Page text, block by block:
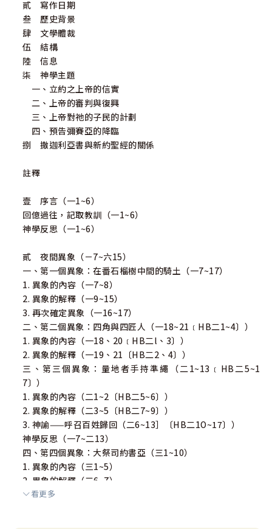
貳 寫作日期
叁 歷史背景
肆 文學體裁
伍 結構
陸 信息
柒 神學主題
一、立約之上帝的信實
二、上帝的審判與復興
三、上帝對祂的子民的計劃
四、預告彌賽亞的降臨
捌 撒迦利亞書與新約聖經的關係
註釋
壹 序言（一1~6）
回億過往，記取教訓（一1~6）
神學反思（一1~6）
貳 夜間異象（－7~六15）
一、第一個異象：在番石榴樹中間的騎土（一7~17）
1. 異象的內容（一7~8）
2. 異象的解釋（一9~15）
3. 再次確定異象（一16~17）
二、第二個異象：四角與四匠人（一18~21﹝HB二1~4〕）
1. 異象的內容（一18、20﹝HB二l、3〕）
2. 異象的解釋（一19、21〔HB二2、4〕）
三、第三個異象：量地者手持準繩（二1~13﹝HB二5~1
7〕）
1. 異象的內容（二1~2〔HB二5~6〕）
2. 異象的解釋（二3~5〔HB二7~9〕）
3. 神諭——呼召百姓歸回（二6~13］〔HB二1O~17〕）
神學反思（一7~二13）
四、第四個異象：大祭司約書亞（三1~10）
1. 異象的內容（三1~5）
2. 異象的解釋（三6~7）
3. 神諭（三8~10）
看更多